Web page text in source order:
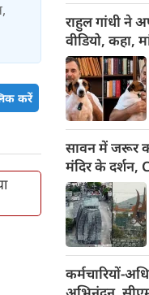
करें
राहुल गांधी ने
वीडियो, कहा,
मैनेज कर लेंगे
सावन में जरूर
मंदिर के दर्शन,
कर्मचारियों-